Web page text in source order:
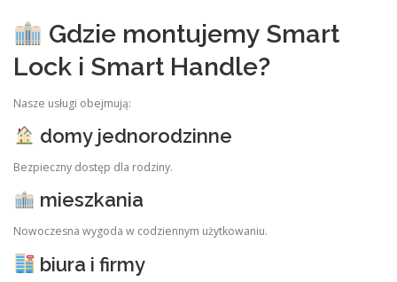
Gdzie montujemy Smart
Lock i Smart Handle?
Nasze usługi obejmują:
domy jednorodzinne
Bezpieczny dostęp dla rodziny.
mieszkania
Nowoczesna wygoda w codziennym użytkowaniu.
biura i firmy